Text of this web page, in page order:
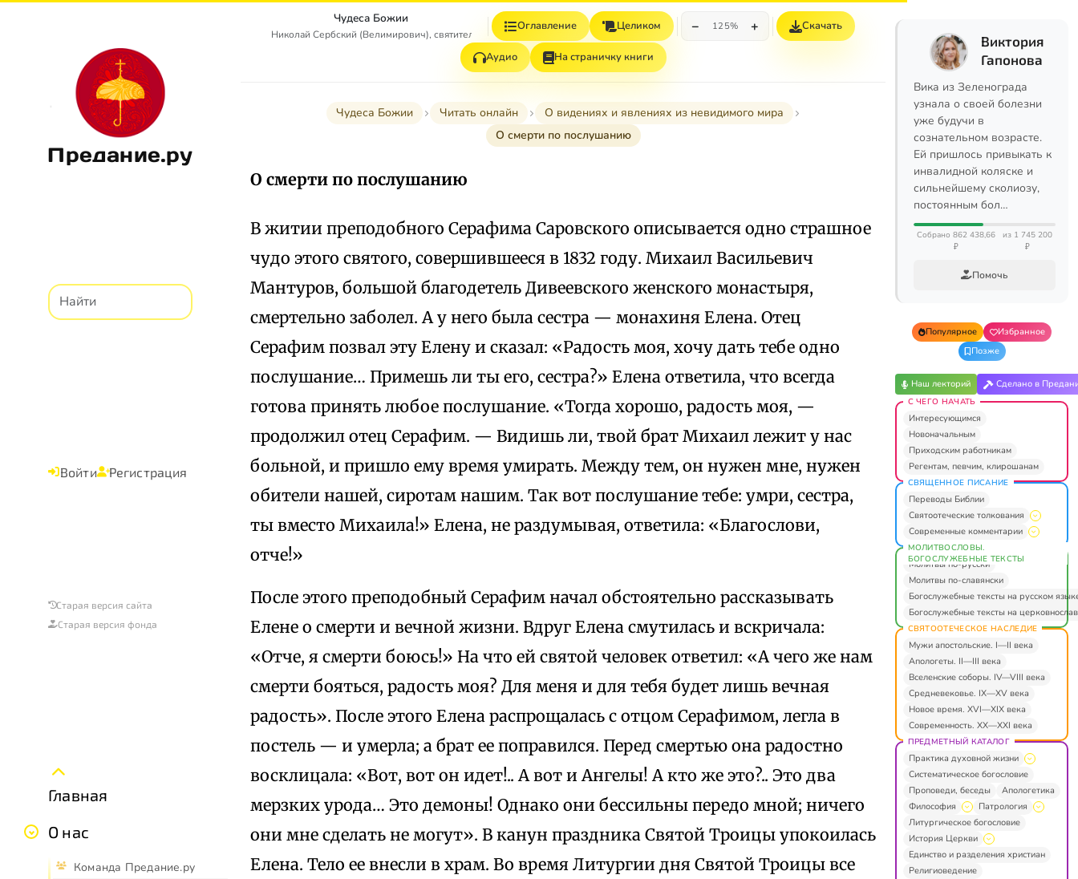
Предание.ру
Войти Регистрация
Старая версия сайта
Старая версия фонда
Главная
О нас
Команда Предание.ру
Чудеса Божии
Николай Сербский (Велимирович), святитель
Оглавление Целиком − 125% + Скачать
Аудио На страничку книги
Чудеса Божии Читать онлайн
О видениях и явлениях из невидимого мира
О смерти по послушанию
О смерти по послушанию
В житии преподобного Серафима Саровского описывается одно страшное
чудо этого святого, совершившееся в 1832 году. Михаил Васильевич
Мантуров, большой благодетель Дивеевского женского монастыря,
смертельно заболел. А у него была сестра — монахиня Елена. Отец
Серафим позвал эту Елену и сказал: «Радость моя, хочу дать тебе одно
послушание… Примешь ли ты его, сестра?» Елена ответила, что всегда
готова принять любое послушание. «Тогда хорошо, радость моя, —
продолжил отец Серафим. — Видишь ли, твой брат Михаил лежит у нас
больной, и пришло ему время умирать. Между тем, он нужен мне, нужен
обители нашей, сиротам нашим. Так вот послушание тебе: умри, сестра,
ты вместо Михаила!» Елена, не раздумывая, ответила: «Благослови,
отче!»
После этого преподобный Серафим начал обстоятельно рассказывать
Елене о смерти и вечной жизни. Вдруг Елена смутилась и вскричала:
«Отче, я смерти боюсь!» На что ей святой человек ответил: «А чего же нам
смерти бояться, радость моя? Для меня и для тебя будет лишь вечная
радость». После этого Елена распрощалась с отцом Серафимом, легла в
постель — и умерла; а брат ее поправился. Перед смертью она радостно
восклицала: «Вот, вот он идет!.. А вот и Ангелы! А кто же это?.. Это два
мерзких урода… Это демоны! Однако они бессильны передо мной; ничего
они мне сделать не могут». В канун праздника Святой Троицы упокоилась
Елена. Тело ее внесли в храм. Во время Литургии дня Святой Троицы все
Виктория
Гапонова
Вика из Зеленограда
узнала о своей болезни
уже будучи в
сознательном возрасте.
Ей пришлось привыкать к
инвалидной коляске и
сильнейшему сколиозу,
постоянным бол…
Собрано 862 438,66
₽
из 1 745 200
₽
Помочь
Популярное
Избранное
Позже
Наш лекторий Сделано в
С ЧЕГО НАЧАТЬ
Интересующимся
Новоначальным
Приходским работникам
Регентам, певчим, клирошанам
СВЯЩЕННОЕ ПИСАНИЕ
Переводы Библии
Святоотеческие толкования
Современные комментарии
МОЛИТВОСЛОВЫ.
БОГОСЛУЖЕБНЫЕ ТЕКСТЫ
Молитвы по-русски
Молитвы по-славянски
Богослужебные тексты на русском
Богослужебные тексты на
СВЯТООТЕЧЕСКОЕ НАСЛЕДИЕ
Мужи апостольские. I—II века
Апологеты. II—III века
Вселенские соборы. IV—VIII века
Средневековье. IX—XV века
Новое время. XVI—XIX века
Современность. XX—XXI века
ПРЕДМЕТНЫЙ КАТАЛОГ
Практика духовной жизни
Систематическое богословие
Проповеди, беседы
Апологетика
Философия
Патрология
Литургическое богословие
История Церкви
Единство и разделения христиан
Религиоведение